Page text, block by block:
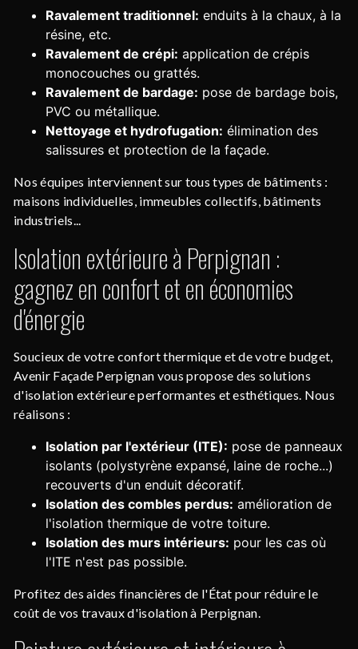
Ravalement traditionnel: enduits à la chaux, à la
résine, etc.
Ravalement de crépi: application de crépis
monocouches ou grattés.
Ravalement de bardage: pose de bardage bois,
PVC ou métallique.
Nettoyage et hydrofugation: élimination des
salissures et protection de la façade.
Nos équipes interviennent sur tous types de bâtiments :
maisons individuelles, immeubles collectifs, bâtiments
industriels...
Isolation extérieure à Perpignan :
gagnez en confort et en économies
d'énergie
Soucieux de votre confort thermique et de votre budget,
Avenir Façade Perpignan vous propose des solutions
d'isolation extérieure performantes et esthétiques. Nous
réalisons :
Isolation par l'extérieur (ITE): pose de panneaux
isolants (polystyrène expansé, laine de roche...)
recouverts d'un enduit décoratif.
Isolation des combles perdus: amélioration de
l'isolation thermique de votre toiture.
Isolation des murs intérieurs: pour les cas où
l'ITE n'est pas possible.
Profitez des aides financières de l'État pour réduire le
coût de vos travaux d'isolation à Perpignan.